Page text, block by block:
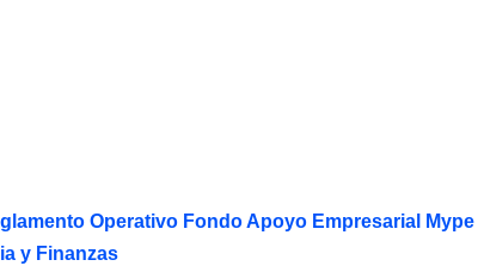
Operativo Fondo Apoyo Empresarial Mype
y Finanzas